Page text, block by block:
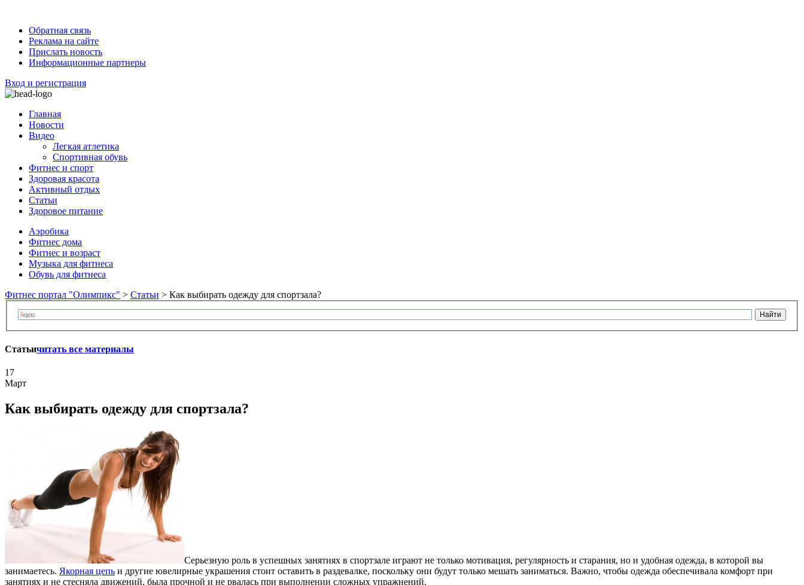
Обратная связь
Реклама на сайте
Прислать новость
Информационные партнеры
Вход и регистрация
Главная
Новости
Видео
Легкая атлетика
Спортивная обувь
Фитнес и спорт
Здоровая красота
Активный отдых
Статьи
Здоровое питание
Аэробика
Фитнес дома
Фитнес и возраст
Музыка для фитнеса
Обувь для фитнеса
Фитнес портал "Олимпикс" > Статьи > Как выбирать одежду для спортзала?
Статьичитать все материалы
17
Март
Как выбирать одежду для спортзала?
Серьезную роль в успешных занятиях в спортзале играют не только мотивация, регулярность и старания, но и удобная одежда, в которой вы
занимаетесь. Якорная цепь и другие ювелирные украшения стоит оставить в раздевалке, поскольку они будут только мешать заниматься. Важно, чтобы одежда обеспечивала комфорт при
занятиях и не стесняла движений, была прочной и не рвалась при выполнении сложных упражнений.